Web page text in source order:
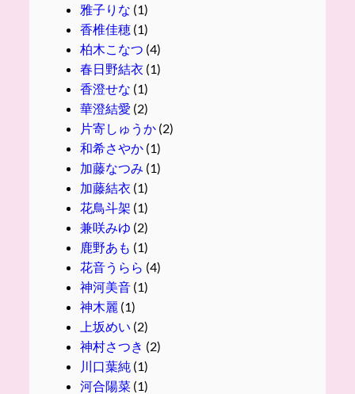
雅子りな (1)
香椎佳穂(1)
柏木こなつ (4)
春日野結衣 (1)
香澄せな (1)
華澄結愛 (2)
片寄しゅうか(2)
和希さやか(1)
加藤なつみ (1)
加藤結衣 (1)
花鳥斗架 (1)
兼咲みゆ (2)
鹿野あも (1)
花音うらら (4)
神河美音(1)
神木麗 (1)
上坂めい (2)
神村さつき (2)
川口葉純 (1)
河合陽菜(1)